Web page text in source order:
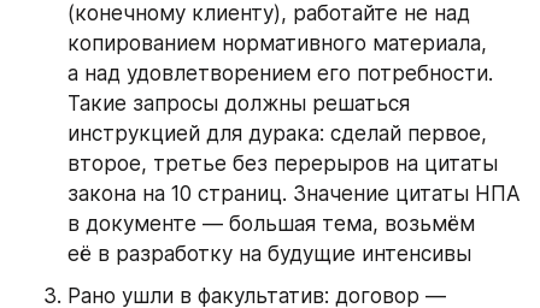
(конечному клиенту), работайте не над
копированием нормативного материала,
а над удовлетворением его потребности.
Такие запросы должны решаться
инструкцией для дурака: сделай первое,
второе, третье без перерыров на цитаты
закона на 10 страниц. Значение цитаты НПА
в документе — большая тема, возьмём
её в разработку на будущие интенсивы
Рано ушли в факультатив: договор —